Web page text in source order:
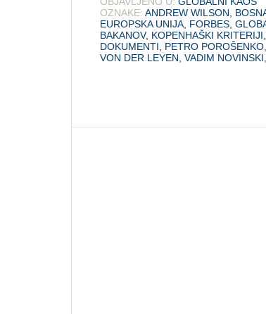
OZNAKE: ANDREW WILSON
EUROPSKA UNIJA FORBES
BAKANOV, KOPENHAŠKI KRITERIJI
DOKUMENTI
PETRO POROŠENKO
VON DER LEYEN VADIM NOVINSKI